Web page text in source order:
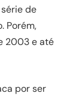
de
Porém,
2003 e até
por ser